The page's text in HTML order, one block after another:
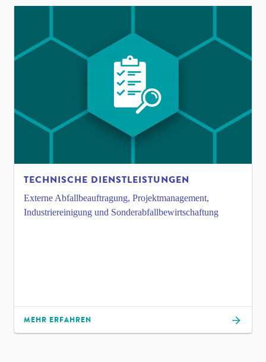
TECHNISCHE DIENSTLEISTUNGEN
Externe Abfallbeauftragung, Projektmanagement,
Industriereinigung und Sonderabfallbewirtschaftung
MEHR ERFAHREN